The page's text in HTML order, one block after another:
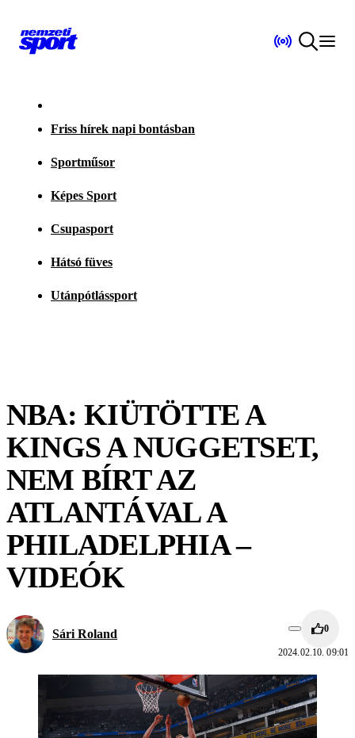
Friss hírek napi bontásban
Sportműsor
Képes Sport
Csupasport
Hátsó füves
Utánpótlássport
NBA: KIÜTÖTTE A
KINGS A NUGGETSET,
NEM BÍRT AZ
ATLANTÁVAL A
PHILADELPHIA –
VIDEÓK
Sári Roland 0
2024.02.10. 09:01